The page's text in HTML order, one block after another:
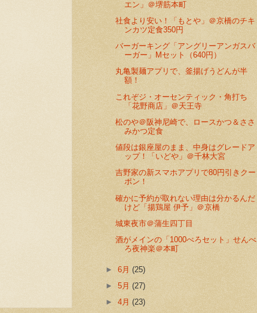
エン」＠堺筋本町
社食より安い！「もとや」＠京橋のチキ
ンカツ定食350円
バーガーキング「アングリーアンガスバ
ーガー」Mセット（640円）
丸亀製麺アプリで、釜揚げうどんが半
額！
これぞジ・オーセンティック・角打ち
「花野商店」＠天王寺
松のや＠阪神尼崎で、ロースかつ＆ささ
みかつ定食
値段は銀座屋のまま、中身はグレードア
ップ！「いどや」＠千林大宮
吉野家の新スマホアプリで80円引きクー
ポン！
確かに予約が取れない理由は分かるんだ
けど「揚鶏屋 伊予」＠京橋
城東夜市＠蒲生四丁目
酒がメインの「1000べろセット」せんべ
ろ夜神楽＠本町
►6月(25)
►5月(27)
►4月(23)